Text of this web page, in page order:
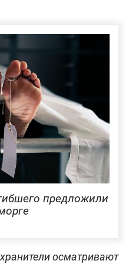
предложили
осматривают